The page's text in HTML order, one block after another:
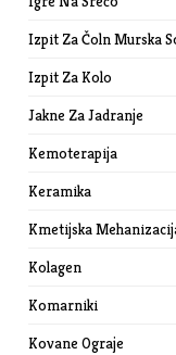
Izpit Za Čoln Murska
Izpit Za Kolo
Jakne Za Jadranje
Kemoterapija
Keramika
Kmetijska
Kolagen
Komarniki
Kovane Ograje